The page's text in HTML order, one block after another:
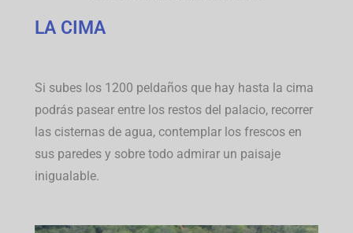
LA CIMA
Si subes los 1200 peldaños que hay hasta la cima
podrás pasear entre los restos del palacio, recorrer
las cisternas de agua, contemplar los frescos en
sus paredes y sobre todo admirar un paisaje
inigualable.